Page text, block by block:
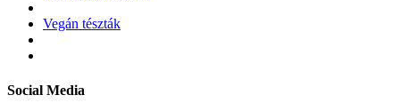
Vegán tészták
Social Media